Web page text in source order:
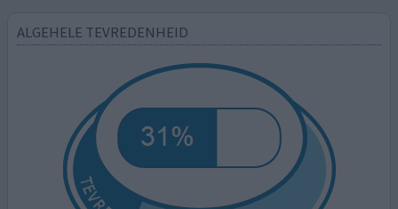
ALGEHELE TEVREDENHEID